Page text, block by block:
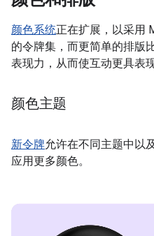
颜色系统正在扩展，以采用
的令牌集，而更简单的排版
表现力，从而使互动更具表
颜色主题
新令牌允许在不同主题中以
应用更多颜色。